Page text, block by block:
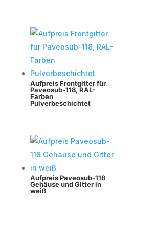
Aufpreis Frontgitter für
Paveosub-118, RAL-
Farben
Pulverbeschichtet
Aufpreis Paveosub-118
Gehäuse und Gitter in
weiß